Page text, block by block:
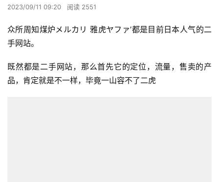
2023/09/11 09:20 阅读 2551
众所周知煤炉メルカリ 雅虎ヤファ’都是目前日本人气的二
手网站。
既然都是二手网站，那么首先它的定位，流量，售卖的产
品，肯定就是不一样，毕竟一山容不了二虎